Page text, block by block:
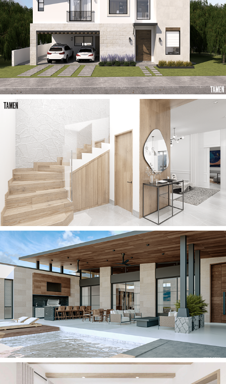
2023
CASA C
2023
2022
CASA R